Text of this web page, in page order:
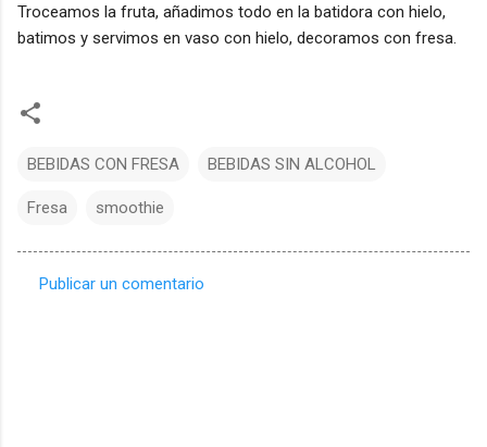
Troceamos la fruta, añadimos todo en la batidora con hielo,
batimos y servimos en vaso con hielo, decoramos con fresa.
BEBIDAS CON FRESA BEBIDAS SIN ALCOHOL
Fresa smoothie
Publicar un comentario